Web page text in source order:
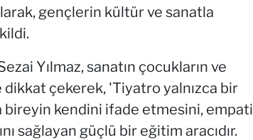
gençlerin kültür ve sanatla
Yılmaz, sanatın çocukların ve
çekerek, 'Tiyatro yalnızca bir
bireyin kendini ifade etmesini, empati
sağlayan güçlü bir eğitim aracıdır.